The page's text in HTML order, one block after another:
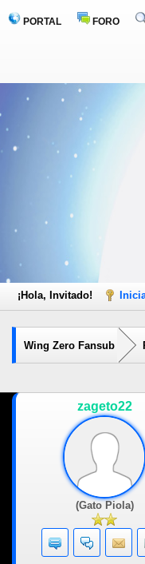
PORTAL FORO
¡Hola, Invitado!
Wing Zero Fansub
zageto22
(Gato Piola)